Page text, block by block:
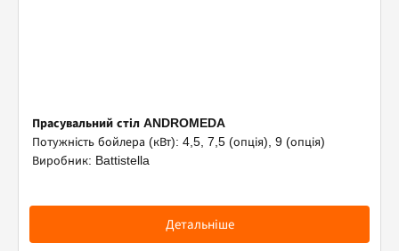
Прасувальний стіл ANDROMEDA
Потужність бойлера (кВт): 4,5, 7,5 (опція), 9 (опція)
Виробник: Battistella
Детальніше